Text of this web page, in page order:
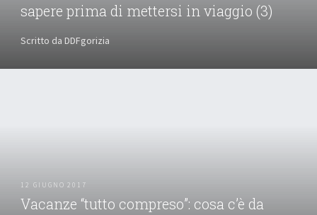
sapere prima di mettersi in viaggio (3)
Scritto da DDFgorizia
12 GIUGNO 2017
Vacanze “tutto compreso”: cosa c’è da